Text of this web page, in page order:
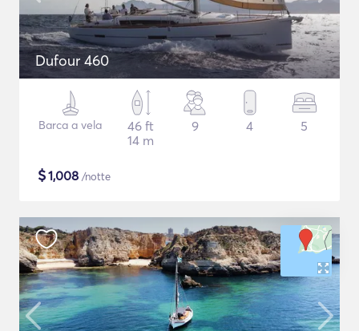
Dufour 460
Barca a vela
46 ft
14 m
9 4 5
$1,008 /notte